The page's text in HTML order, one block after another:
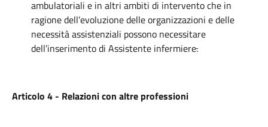
ambulatoriali e in altri ambiti di intervento che in
ragione dell’evoluzione delle organizzazioni e delle
necessità assistenziali possono necessitare
dell’inserimento di Assistente infermiere.
Articolo 4 - Relazioni con altre professioni